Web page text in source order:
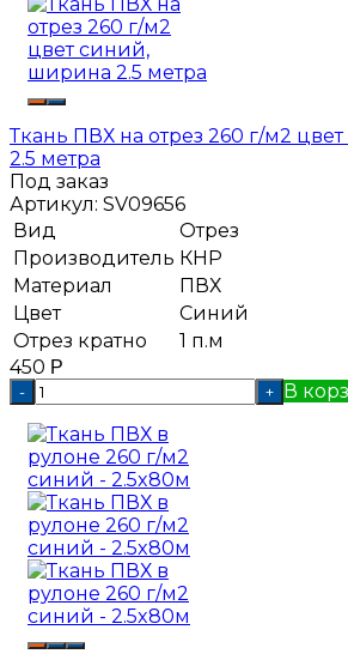
Ткань ПВХ на отрез 260 г/м2
2.5 метра
Под заказ
Артикул: SV09656
Вид
Отрез
Производитель КНР
Материал
ПВХ
Цвет
Синий
Отрез кратно
1 п.м
450 Р
- + В